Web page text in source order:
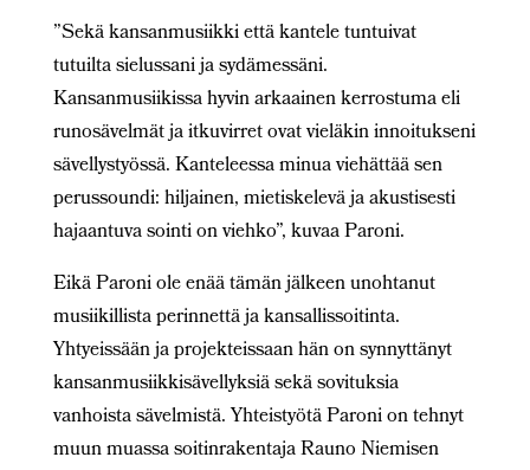
”Sekä kansanmusiikki että kantele tuntuivat
tutuilta sielussani ja sydämessäni.
Kansanmusiikissa hyvin arkaainen kerrostuma eli
runosävelmät ja itkuvirret ovat vieläkin innoitukseni
sävellystyössä. Kanteleessa minua viehättää sen
perussoundi: hiljainen, mietiskelevä ja akustisesti
hajaantuva sointi on viehko”, kuvaa Paroni.
Eikä Paroni ole enää tämän jälkeen unohtanut
musiikillista perinnettä ja kansallissoitinta.
Yhtyeissään ja projekteissaan hän on synnyttänyt
kansanmusiikkisävellyksiä sekä sovituksia
vanhoista sävelmistä. Yhteistyötä Paroni on tehnyt
muun muassa soitinrakentaja Rauno Niemisen